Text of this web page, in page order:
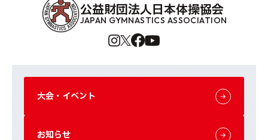
公益財団法人日本体操協会
JAPAN GYMNASTICS ASSOCIATION
大会・イベント
お知らせ